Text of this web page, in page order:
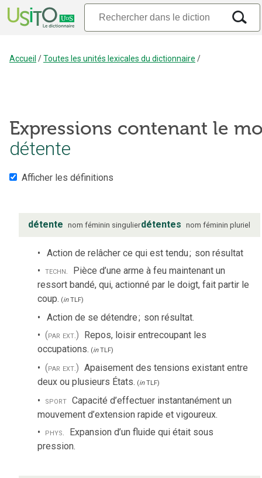
Accueil /Toutes les unités lexicales du dictionnaire /
Expressions contenant le
détente
Afficher les définitions
détente nom féminin singulierdétentes nom féminin pluriel
Action de relâcher ce qui est tendu; son résultat
techn. Pièce d’une arme à feu maintenant un
ressort bandé, qui, actionné par le doigt, fait partir le
coup. (inTLF)
Action de se détendre; son résultat.
(par ext.) Repos, loisir entrecoupant les
occupations. (inTLF)
(par ext.) Apaisement des tensions existant entre
deux ou plusieurs États. (inTLF)
sport Capacité d’effectuer instantanément un
mouvement d’extension rapide et vigoureux.
phys. Expansion d’un fluide qui était sous
pression.